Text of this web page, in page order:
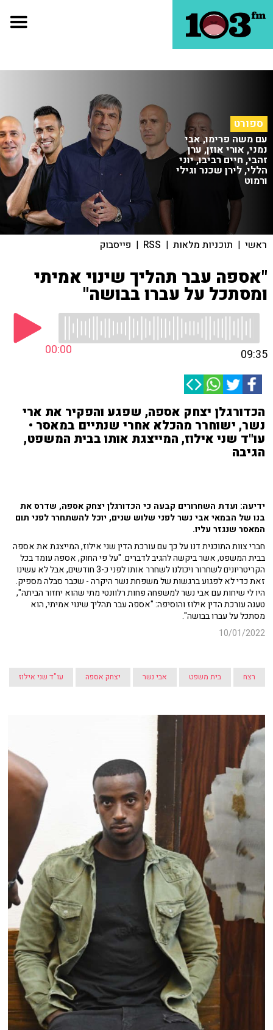
ספורט
עם משה פרימו, אבי
נמני, אורי אוזן, ערן
זהבי, חיים רביבו, יוני
הללי, לירן שכנר וגילי
ורמוט
ראשי | תוכניות מלאות |
RSS
| פייסבוק
"אספה עבר תהליך שינוי אמיתי
ומסתכל על עברו בבושה"
00:00 09:35
הכדורגלן יצחק אספה, שפגע והפקיר את ארי
נשר, ישוחרר מהכלא אחרי שנתיים במאסר •
עו"ד שני אילוז, המייצגת אותו בבית המשפט,
הגיבה
ידיעה: ועדת השחרורים קבעה כי הכדורגלן יצחק אספה, שדרס את
בנו של הבמאי אבי נשר לפני שלוש שנים, יוכל להשתחרר לפני תום
המאסר שנגזר עליו.
חברי צוות התוכנית דנו על כך עם עורכת הדין שני אילוז, המייצגת את אספה
בבית המשפט, אשר ביקשה להגיב לדברים. "על פי החוק, אספה עומד בכל
הקריטריונים לשחרור ויכולנו לשחרר אותו לפני כ-3 חודשים, אבל לא עשינו
זאת כדי לא לפגוע ברגשות של משפחת נשר היקרה - שכבר סבלה מספיק.
היו לי שיחות עם אבי נשר למשפחה פחות רלוונטי מתי שהוא יחזור הביתה",
טענה עורכת הדין אילוז והוסיפה: "אספה עבר תהליך שינוי אמיתי, הוא
מסתכל על עברו בבושה".
10/01/2022
רצח בית משפט אבי נשר יצחק אספה עו"ד שני אילוז